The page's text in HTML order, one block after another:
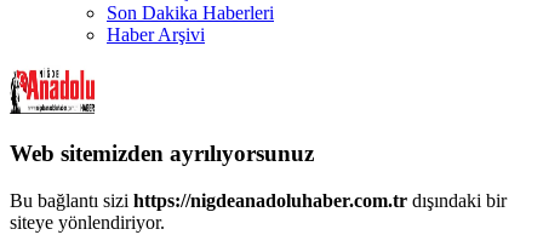
Son Dakika Haberleri
Haber Arşivi
Web sitemizden ayrılıyorsunuz
Bu bağlantı sizi https://nigdeanadoluhaber.com.tr dışındaki bir
siteye yönlendiriyor.